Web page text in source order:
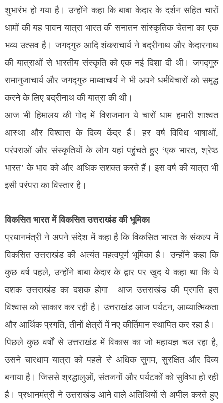
शुभारंभ हो गया है। उन्होंने कहा कि बाबा केदार के दर्शन सहित चारों
धामों की यह पावन यात्रा भारत की सनातन सांस्कृतिक चेतना का एक
भव्य उत्सव है। जगद्गुरु आदि शंकराचार्य ने बद्रीनाथ और केदारनाथ
की यात्राओं से भारतीय संस्कृति को एक नई दिशा दी थी। जगद्गुरु
रामानुजाचार्य और जगद्गुरु माध्वाचार्य ने भी अपने धर्मविचारों को समृद्ध
करने के लिए बद्रीनाथ की यात्रा की थी।
आज भी हिमालय की गोद में विराजमान ये चारों धाम हमारी शाश्वत
आस्था और विश्वास के दिव्य केंद्र हैं। हर वर्ष विविध भाषाओं,
परंपराओं और संस्कृतियों के लोग यहां पहुंचते हुए ‘एक भारत, श्रेष्ठ
भारत’ के भाव को और अधिक सशक्त करते हैं। इस वर्ष की यात्रा भी
इसी परंपरा का विस्तार है।
विकसित भारत में विकसित उत्तराखंड की भूमिका
प्रधानमंत्री ने अपने संदेश में कहा है कि विकसित भारत के संकल्प में
विकसित उत्तराखंड की अत्यंत महत्वपूर्ण भूमिका है। उन्होंने कहा कि
कुछ वर्ष पहले, उन्होंने बाबा केदार के द्वार पर खुद ये कहा था कि ये
दशक उत्तराखंड का दशक होगा। आज उत्तराखंड की प्रगति इस
विश्वास को साकार कर रही है। उत्तराखंड आज पर्यटन, आध्यात्मिकता
और आर्थिक प्रगति, तीनों क्षेत्रों में नए कीर्तिमान स्थापित कर रहा है।
पिछले कुछ वर्षों से उत्तराखंड में विकास का जो महायज्ञ चल रहा है,
उसने चारधाम यात्रा को पहले से अधिक सुगम, सुरक्षित और दिव्य
बनाया है। जिससे श्रद्धालुओं, संतजनों और पर्यटकों को सुविधा हो रही
है। प्रधानमंत्री ने उत्तराखंड आने वाले अतिथियों से अपील करते हुए